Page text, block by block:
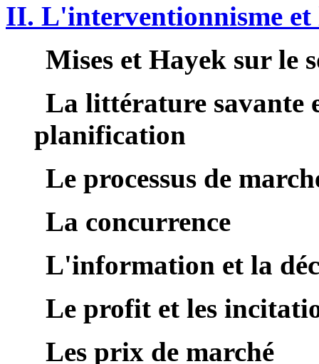
II. L'interventionnisme et
Mises et Hayek sur le
La littérature savante
planification
Le processus de
La concurrence
L'information et la
Le profit et les
Les prix de marché